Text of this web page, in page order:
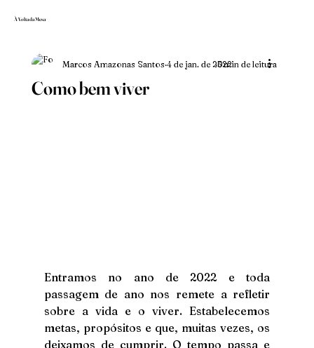
À Volta da Mesa
Como bem viver
Marcos Amazonas Santos 4 de jan. de 20223 min de leitura
Entramos no ano de 2022 e toda
passagem de ano nos remete a refletir
sobre a vida e o viver. Estabelecemos
metas, propósitos e que, muitas vezes, os
deixamos de cumprir. O tempo passa e